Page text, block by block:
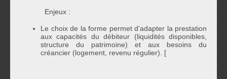
Enjeux :
Le choix de la forme permet d’adapter la prestation
aux capacités du débiteur (liquidités disponibles,
structure du patrimoine) et aux besoins du
créancier (logement, revenu régulier). [